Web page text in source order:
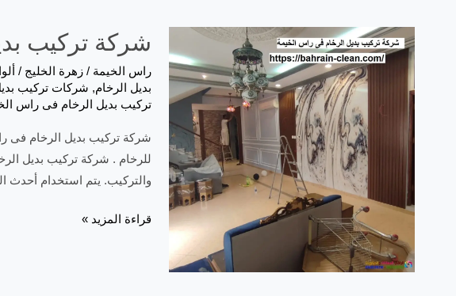
شركة تركيب بديل
راس الخيمة /زهرة الخليج/
بديل الرخام, شركات تركيب
تركيب بديل الرخام فى راس
شركة تركيب بديل الرخام فى
للرخام . شركة تركيب بديل
والتركيب. يتم استخدام أحدث
قراءة المزيد »